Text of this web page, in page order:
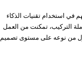
في استخدام تقنيات الذكاء
التركيب، تمكنت من العمل
من نوعه على مستوى تصميم